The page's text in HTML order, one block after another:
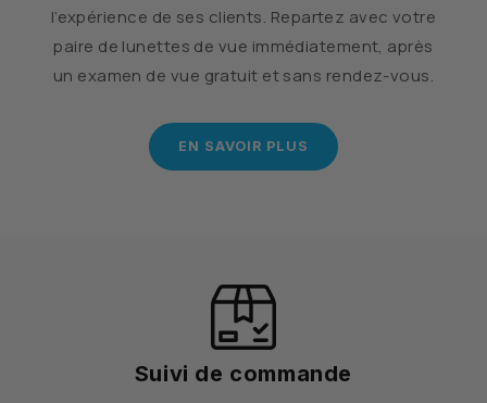
l’expérience de ses clients. Repartez avec votre
paire de lunettes de vue immédiatement, après
un examen de vue gratuit et sans rendez-vous.
EN SAVOIR PLUS
Suivi de commande